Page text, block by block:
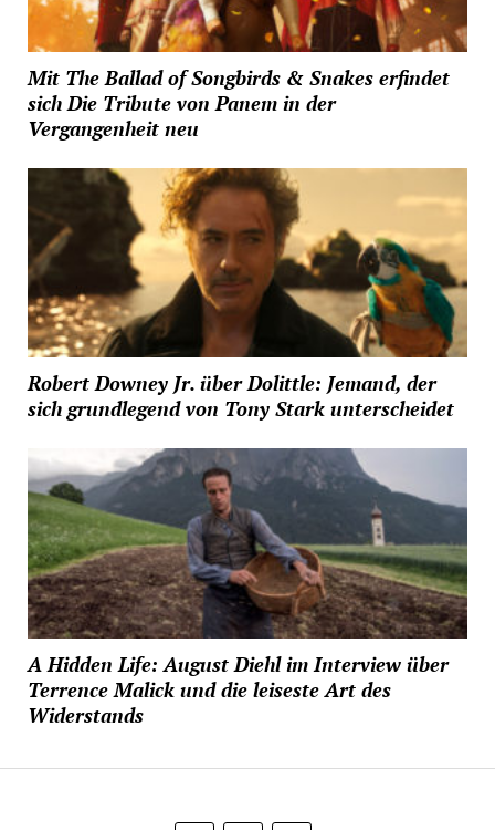
Mit The Ballad of Songbirds & Snakes erfindet
sich Die Tribute von Panem in der
Vergangenheit neu
Robert Downey Jr. über Dolittle: Jemand, der
sich grundlegend von Tony Stark unterscheidet
A Hidden Life: August Diehl im Interview über
Terrence Malick und die leiseste Art des
Widerstands